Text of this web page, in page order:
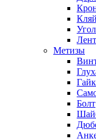
Метизы
Болт